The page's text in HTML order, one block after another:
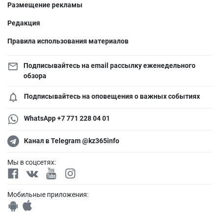
Размещение рекламы
Редакция
Правила использования материалов
Подписывайтесь на email рассылку еженедельного
обзора
Подписывайтесь на оповещения о важных событиях
WhatsApp +7 771 228 04 01
Канал в Telegram @kz365info
Мы в соцсетях:
Мобильные приложения: